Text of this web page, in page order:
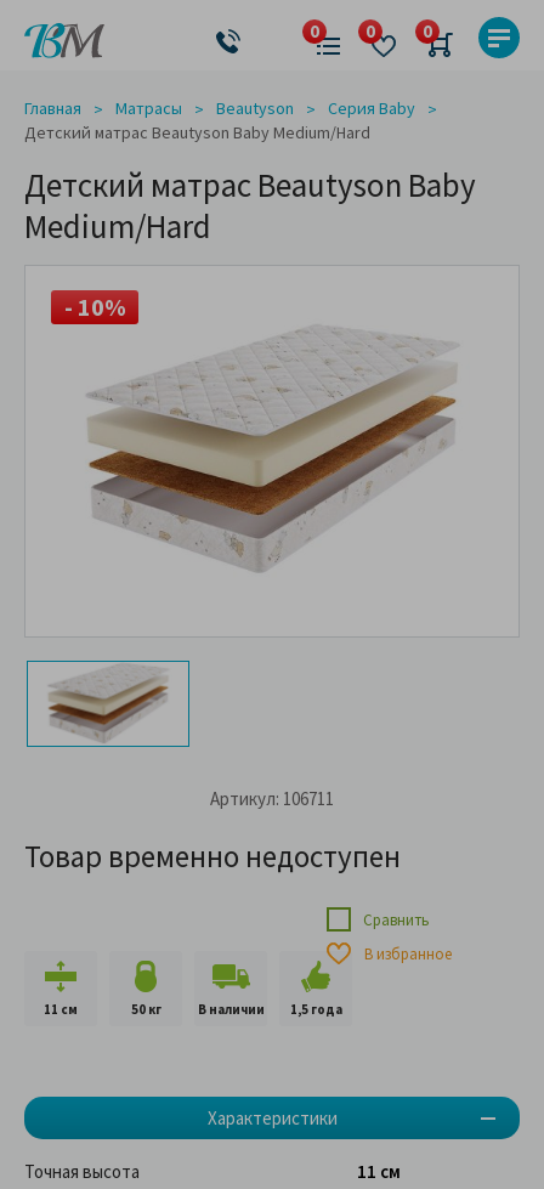
Главная Матрасы Beautyson
Серия Baby
Детский матрас Beautyson Baby Medium/Hard
Детский матрас Beautyson Baby
Medium/Hard
- 10%
Артикул: 106711
Товар временно недоступен
Сравнить
В избранное
11 см 50 кг В наличии 1,5 года
Характеристики
Точная высота
11 см